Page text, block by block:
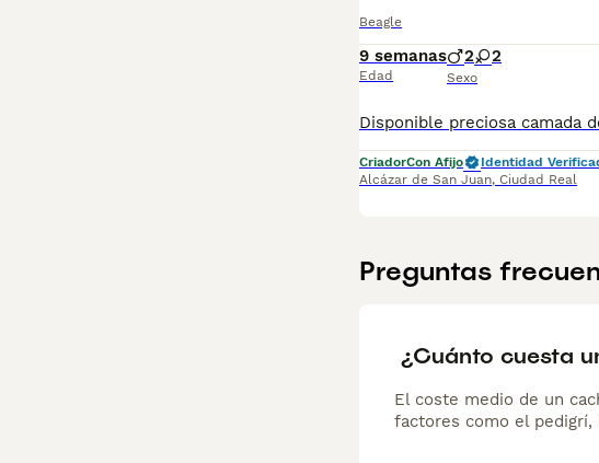
Beagle
9 semanas
Edad
2 2
Sexo
CriadorCon Afijo
Identidad
Alcázar de San Juan, Ciudad Real
Preguntas
¿Cuánto cuesta
El coste medio de un
factores como el